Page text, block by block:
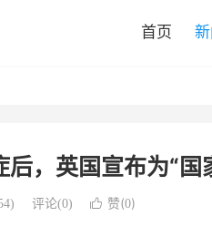
首页 新
，英国宣布为“国
) 评论(0)  赞(0)